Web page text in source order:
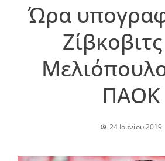
Ώρα
ΠΑΟΚ
24 Ιουνίου 2019